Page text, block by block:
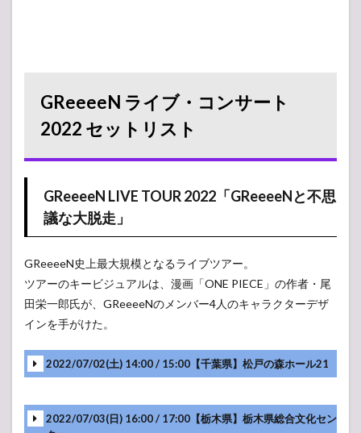
GReeeeN ライブ・コンサート
2022 セットリスト
GReeeeN LIVE TOUR 2022「GReeeeNと不思
議な大脱走」
GReeeeN史上最大規模となるライブツアー。
ツアーのキービジュアルは、漫画「ONE PIECE」の作者・尾
田栄一郎氏が、GReeeeNのメンバー4人のキャラクターデザ
インを手がけた。
2022/07/02(土) 14:00 / 15:00【千葉県】松戸の森ホール21
2022/07/03(日) 16:00 / 17:00【栃木県】栃木県総合文化セン